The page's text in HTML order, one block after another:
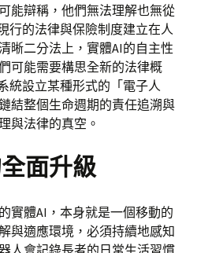
能辯稱，他們無法理解也無從
行的法律與保險制度建立在人
晰二分法上，實體AI的自主性
可能需要構思全新的法律概
統設立某種形式的「電子人
結整個生命週期的責任追溯與
與法律的真空。
面升級
實體AI，本身就是一個移動的
與適應環境，必須持續地感知
人會記錄長者的日常生活習慣